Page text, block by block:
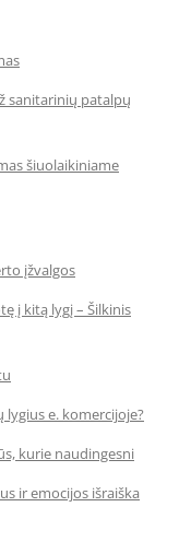
sanitarinių patalpų
šiuolaikiniame
įžvalgos
į kitą lygį – Šilkinis
e. komercijoje?
kurie naudingesni
ir emocijos išraiška